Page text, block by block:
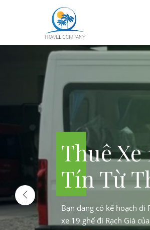
7 Chỗ
vụ thuê xe 7 chỗ uy tín và phù hợp là
Bạn
xe 19